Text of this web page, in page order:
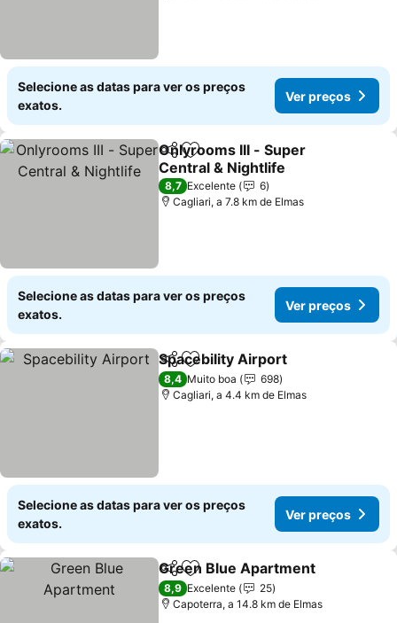
Selecione as datas para ver os preços
exatos.
Ver preços
PartilharAdicionar aos favoritos
Onlyrooms III - Super
Central & Nightlife
Ver preços
8,7 Excelente
6
Cagliari, a 7.8 km de Elmas
Selecione as datas para ver os preços
exatos.
Ver preços
PartilharAdicionar aos favoritos
Spacebility Airport
8,4 Muito boa
698
Cagliari, a 4.4 km de Elmas
Selecione as datas para ver os preços
exatos.
Ver preços
PartilharAdicionar aos favoritos
Green Blue Apartment
8,9 Excelente
25
Capoterra, a 14.8 km de Elmas